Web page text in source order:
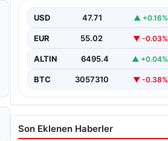
ortaya çıktı
USD 47.71 ▲ +0.16%
EUR 55.02 ▼ -0.03%
ALTIN 6495.4 ▲ +0.04%
BTC 3057310 ▼ -0.38%
Son Eklenen Haberler